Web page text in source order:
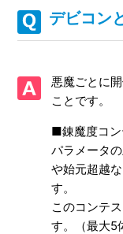
表示されない
お気に入り悪魔の
破損・消失の烙印
悪魔スロット(所
「デビルシフタ
デビコン
悪魔ごとに
ことです。
■錬魔度コン
パラメータ
や始元超越
す。
このコンテ
す。（最大5